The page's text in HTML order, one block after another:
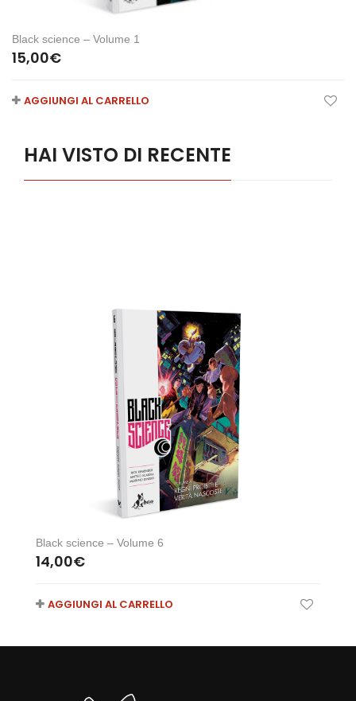
Black science – Volume 1
15,00€
AGGIUNGI AL CARRELLO
HAI VISTO DI RECENTE
Black science – Volume 6
14,00€
AGGIUNGI AL CARRELLO